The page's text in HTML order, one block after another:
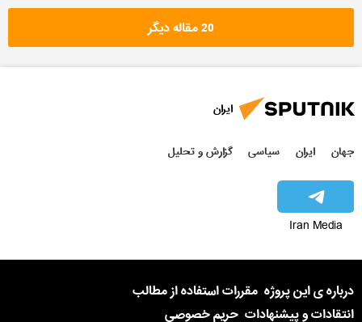
20 مقاله دیگر
ایران
جهان ایران سیاسی گزارش و تحلیل
Iran Media
درباره ی این پروژه مقررات استفاده از مطالب
انتقادات و پیشنهادات حریم خصوصی